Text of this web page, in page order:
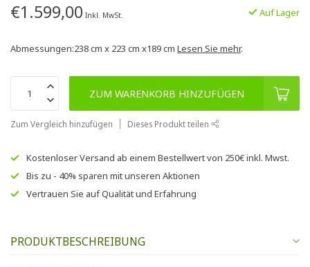
€1.599,00 Inkl. MwSt. Auf Lager
Abmessungen:238 cm x 223 cm x189 cm Lesen Sie mehr.
ZUM WARENKORB HINZUFÜGEN
Zum Vergleich hinzufügen Dieses Produkt teilen
Kostenloser Versand ab einem Bestellwert von 250€inkl. Mwst.
Bis zu - 40% sparen mit unseren Aktionen
Vertrauen Sie aufQualität und Erfahrung
PRODUKTBESCHREIBUNG